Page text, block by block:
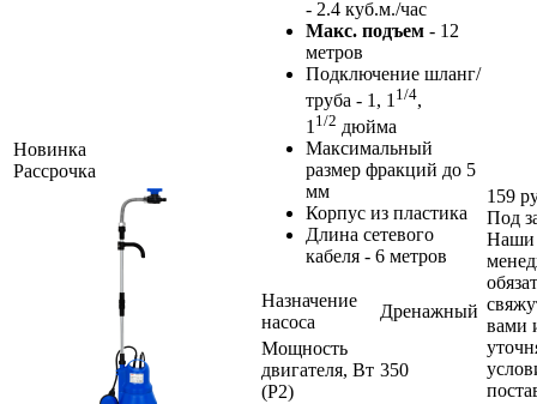
Новинка
Рассрочка
- 2.4 куб.м./час
Макс. подъем - 12
метров
Подключение шланг/
труба - 1, 1 1/4,
11/2 дюйма
Максимальный
размер фракций до 5
мм
Корпус из пластика
Длина сетевого
кабеля - 6 метров
Назначение
насоса
Дренажный
Мощность
двигателя, Вт
(P2)
350
159
Под
Наши
вами